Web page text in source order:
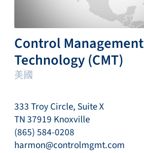
Control Management
Technology (CMT)
美國
333 Troy Circle, Suite X
TN 37919 Knoxville
(865) 584-0208
harmon@controlmgmt.com